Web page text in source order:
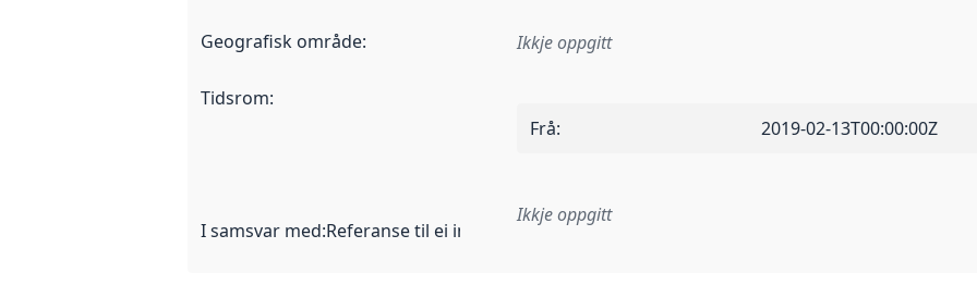
Geografisk område: Ikkje oppgitt
Tidsrom:
Frå: 2019-02-13T00:00:00Z
I samsvar med:Referanse til ei implementeringsregel eller anna spesifikasjon som ligg til
Ikkje oppgitt